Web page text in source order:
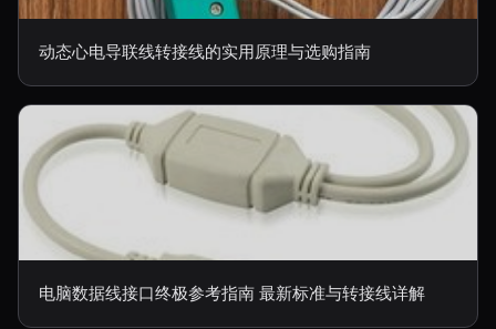
动态心电导联线转接线的实用原理与选购指南
电脑数据线接口终极参考指南 最新标准与转接线详解